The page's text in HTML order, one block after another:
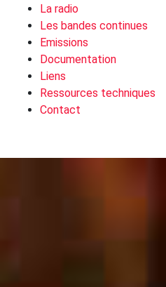
La radio
Les bandes continues
Emissions
Documentation
Liens
Ressources techniques
Contact